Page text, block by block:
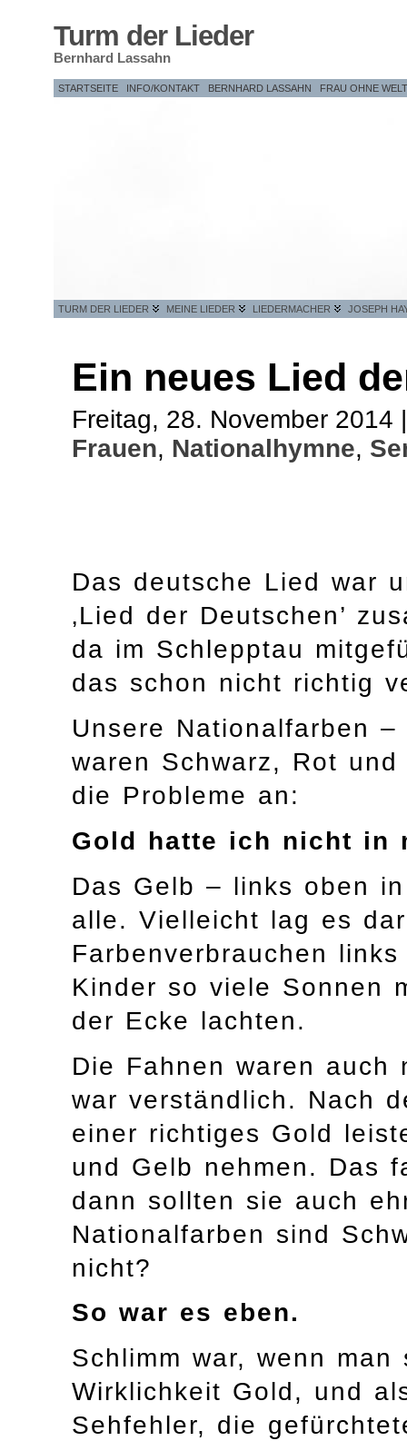
Turm der Lieder
Bernhard Lassahn
STARTSEITE INFO/KONTAKT BERNHARD LASSAHN FRAU OHNE WELT
TURM DER LIEDER MEINE LIEDER LIEDERMACHER JOSEPH
Ein neues Lied
Freitag, 28. November
Frauen, Nationalhymne,
Das deutsche Lied war
‚Lied der Deutschen’
da im Schlepptau
das schon nicht richtig
Unsere Nationalfarben
waren Schwarz, Rot
die Probleme an:
Gold hatte ich nicht in
Das Gelb – links oben
alle. Vielleicht lag es
Farbenverbrauchen
Kinder so viele Sonnen
der Ecke lachten.
Die Fahnen waren auch
war verständlich. Nach
einer richtiges Gold
und Gelb nehmen. Das
dann sollten sie auch
Nationalfarben sind
nicht?
So war es eben.
Schlimm war, wenn
Wirklichkeit Gold, und
Sehfehler, die